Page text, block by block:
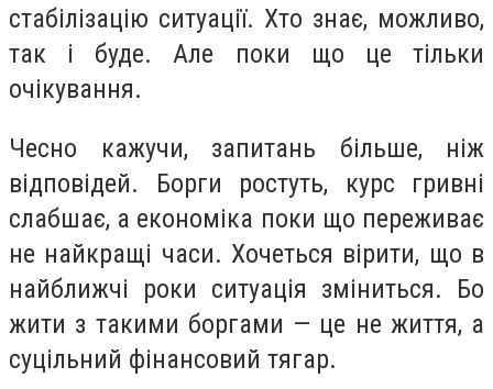
стабілізацію ситуації. Хто знає, можливо,
так і буде. Але поки що це тільки
очікування.
Чесно кажучи, запитань більше, ніж
відповідей. Борги ростуть, курс гривні
слабшає, а економіка поки що переживає
не найкращі часи. Хочеться вірити, що в
найближчі роки ситуація зміниться. Бо
жити з такими боргами — це не життя, а
суцільний фінансовий тягар.